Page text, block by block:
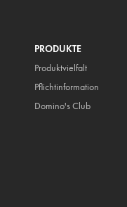
PRODUKTE
Produktvielfalt
Pflichtinformation
Domino's Club